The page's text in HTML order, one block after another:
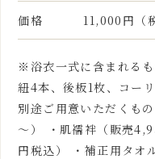
価格 11,000円（
※浴衣一式に含まれる
紐4本、後板1枚、コー
別途ご用意いただくも
～） ・肌襦袢（販売
円税込） ・補正用タオ